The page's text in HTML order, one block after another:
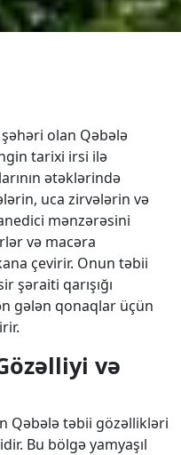
olan Qəbələ
tarixi irsi ilə
ətəklərində
uca zirvələrin və
mənzərəsini
və macəra
çevirir. Onun təbii
şəraiti qarışığı
gələn qonaqlar üçün
və
Qəbələ təbii gözəllikləri
Bu bölgə yamyaşıl